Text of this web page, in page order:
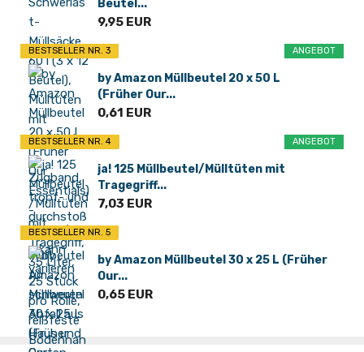
Beutel...
9,95 EUR
ANGEBOT
BESTSELLER NR. 3
by Amazon Müllbeutel 20 x 50 L
(Früher Our...
0,61 EUR
ANGEBOT
BESTSELLER NR. 4
ja! 125 Müllbeutel/Mülltüten mit
Tragegriff...
7,03 EUR
BESTSELLER NR. 5
by Amazon Müllbeutel 30 x 25 L (Früher
Our...
0,65 EUR